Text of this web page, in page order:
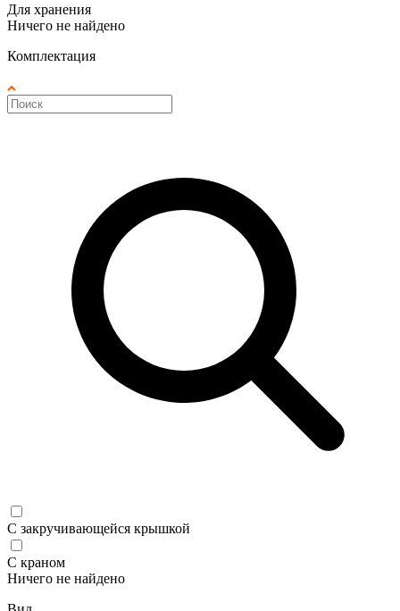
Для хранения
Ничего не найдено
Комплектация
С закручивающейся крышкой
С краном
Ничего не найдено